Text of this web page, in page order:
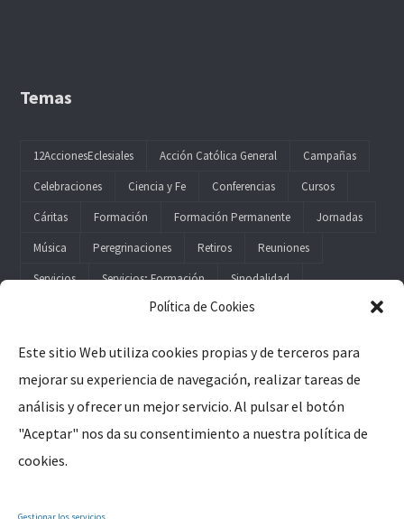
Política de Cookies
Este sitio Web utiliza cookies propias y de terceros para
mejorar su experiencia de navegación, realizar tareas de
análisis y ofrecer un mejor servicio. Al pulsar el botón
"Aceptar" nos da su consentimiento a nuestra política de
cookies.
Temas
12AccionesEclesiales Acción Católica General
Campañas
Celebraciones
Ciencia y Fe Conferencias
Cursos
Cáritas
Formación Formación Permanente
Jornadas
Música
Peregrinaciones Retiros
Reuniones
Servicios
Servicios; Formación Sinodalidad
Legal
Aviso Legal
Política de Privacidad